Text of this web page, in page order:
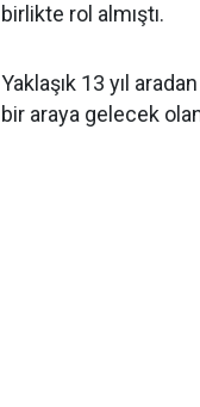
birlikte rol almıştı.
Yaklaşık 13 yıl
bir araya gelecek